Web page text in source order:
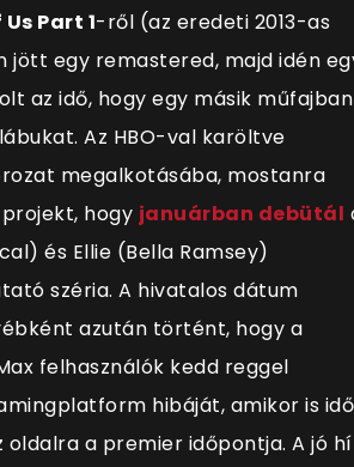
Part 1-ről (az eredeti 2013-as
jött egy remastered, majd idén
az idő, hogy egy másik műfajban
Az HBO-val karöltve
megalkotásába, mostanra
hogy januárban debütál
és Ellie (Bella Ramsey)
széria. A hivatalos dátum
azután történt, hogy a
felhasználók kedd reggel
hibáját, amikor is idő
a premier időpontja. A jó